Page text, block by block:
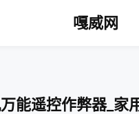
嘎威网
能遥控作弊器_家